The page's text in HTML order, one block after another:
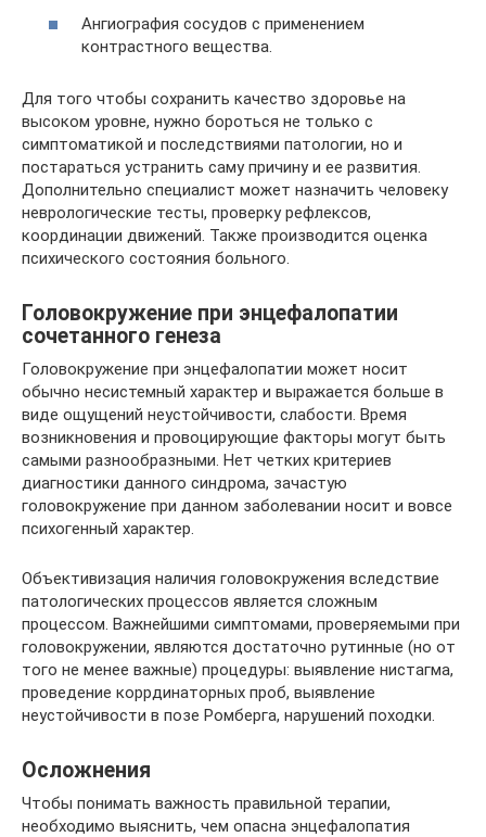
Ангиография сосудов с применением
контрастного вещества.
Для того чтобы сохранить качество здоровье на
высоком уровне, нужно бороться не только с
симптоматикой и последствиями патологии, но и
постараться устранить саму причину и ее развития.
Дополнительно специалист может назначить человеку
неврологические тесты, проверку рефлексов,
координации движений. Также производится оценка
психического состояния больного.
Головокружение при энцефалопатии
сочетанного генеза
Головокружение при энцефалопатии может носит
обычно несистемный характер и выражается больше в
виде ощущений неустойчивости, слабости. Время
возникновения и провоцирующие факторы могут быть
самыми разнообразными. Нет четких критериев
диагностики данного синдрома, зачастую
головокружение при данном заболевании носит и вовсе
психогенный характер.
Объективизация наличия головокружения вследствие
патологических процессов является сложным
процессом. Важнейшими симптомами, проверяемыми при
головокружении, являются достаточно рутинные (но от
того не менее важные) процедуры: выявление нистагма,
проведение коррдинаторных проб, выявление
неустойчивости в позе Ромберга, нарушений походки.
Осложнения
Чтобы понимать важность правильной терапии,
необходимо выяснить, чем опасна энцефалопатия